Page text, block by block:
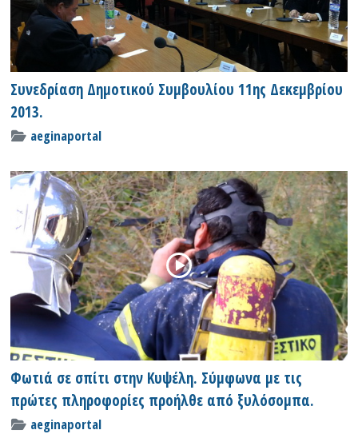
Συνεδρίαση Δημοτικού Συμβουλίου 11ης Δεκεμβρίου
2013.
aeginaportal
Φωτιά σε σπίτι στην Κυψέλη. Σύμφωνα με τις
πρώτες πληροφορίες προήλθε από ξυλόσομπα.
aeginaportal